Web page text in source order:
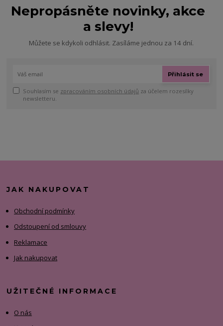
Nepropásněte novinky, akce
a slevy!
Můžete se kdykoli odhlásit. Zasíláme jednou za 14 dní.
Přihlásit se
Souhlasím se zpracováním osobních údajů za účelem rozesílky
newsletteru.
JAK NAKUPOVAT
Obchodní podmínky
Odstoupení od smlouvy
Reklamace
Jak nakupovat
UŽITEČNÉ INFORMACE
O nás